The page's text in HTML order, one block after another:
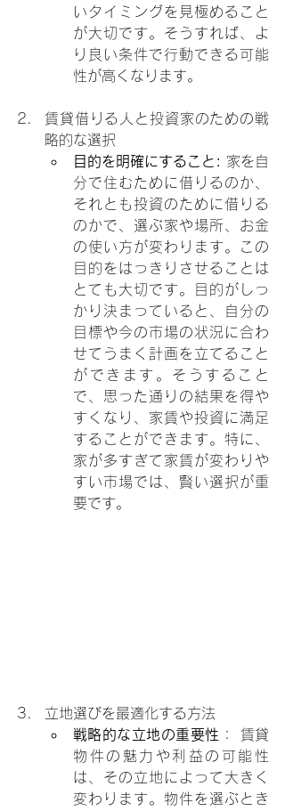
いタイミングを見極めること
が大切です。そうすれば、よ
り良い条件で行動できる可能
性が高くなります。
賃貸借りる人と投資家のための戦
略的な選択
目的を明確にすること: 家を自
分で住むために借りるのか、
それとも投資のために借りる
のかで、選ぶ家や場所、お金
の使い方が変わります。この
目的をはっきりさせることは
とても大切です。目的がしっ
かり決まっていると、自分の
目標や今の市場の状況に合わ
せてうまく計画を立てること
ができます。そうすること
で、思った通りの結果を得や
すくなり、家賃や投資に満足
することができます。特に、
家が多すぎて家賃が変わりや
すい市場では、賢い選択が重
要です。
立地選びを最適化する方法
戦略的な立地の重要性 ： 賃貸
物件の魅力や利益の可能性
は、その立地によって大きく
変わります。物件を選ぶとき